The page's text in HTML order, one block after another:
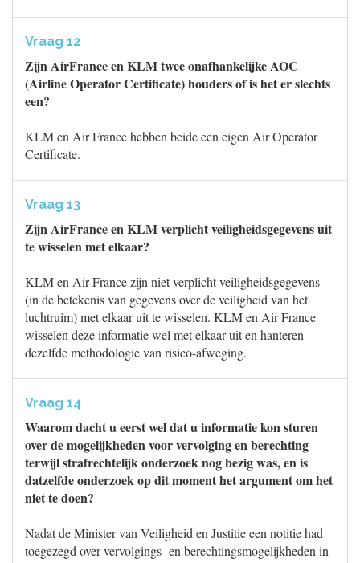
Vraag 12
Zijn AirFrance en KLM twee onafhankelijke AOC
(Airline Operator Certificate) houders of is het er slechts
een?
KLM en Air France hebben beide een eigen Air Operator
Certificate.
Vraag 13
Zijn AirFrance en KLM verplicht veiligheidsgegevens uit
te wisselen met elkaar?
KLM en Air France zijn niet verplicht veiligheidsgegevens
(in de betekenis van gegevens over de veiligheid van het
luchtruim) met elkaar uit te wisselen. KLM en Air France
wisselen deze informatie wel met elkaar uit en hanteren
dezelfde methodologie van risico-afweging.
Vraag 14
Waarom dacht u eerst wel dat u informatie kon sturen
over de mogelijkheden voor vervolging en berechting
terwijl strafrechtelijk onderzoek nog bezig was, en is
datzelfde onderzoek op dit moment het argument om het
niet te doen?
Nadat de Minister van Veiligheid en Justitie een notitie had
toegezegd over vervolgings- en berechtingsmogelijkheden in